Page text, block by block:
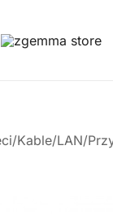
Kable/LAN/